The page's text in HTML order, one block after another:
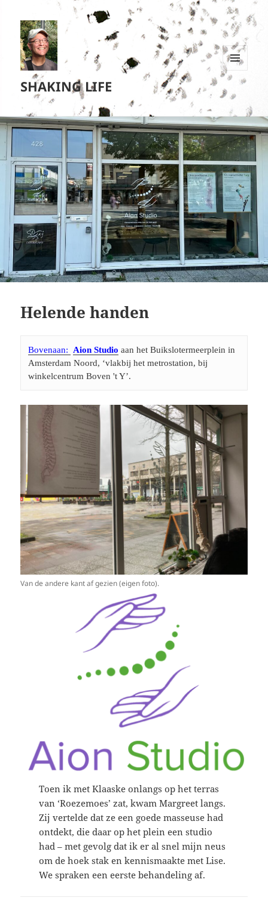
SHAKING LIFE
MENU
WIDGETS
Helende handen
Bovenaan: Aion Studio aan het Buikslotermeerplein in
Amsterdam Noord, ‘vlakbij het metrostation, bij
winkelcentrum Boven 't Y’.
Van de andere kant af gezien (eigen foto).
Toen ik met Klaaske onlangs op het terras
van ‘Roezemoes’ zat, kwam Margreet langs.
Zij vertelde dat ze een goede masseuse had
ontdekt, die daar op het plein een studio
had – met gevolg dat ik er al snel mijn neus
om de hoek stak en kennismaakte met Lise.
We spraken een eerste behandeling af.